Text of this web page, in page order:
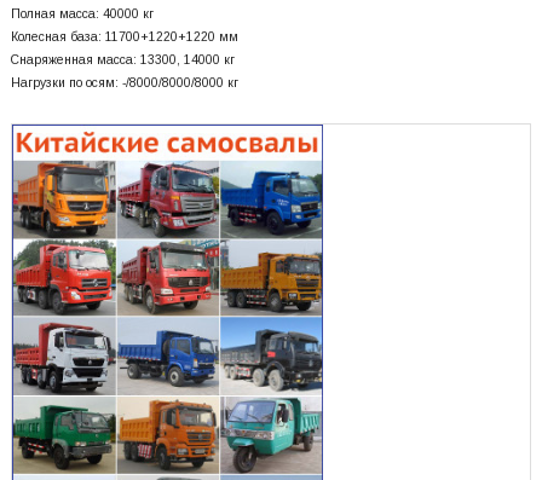
Полная масса: 40000 кг
Колесная база: 11700+1220+1220 мм
Снаряженная масса: 13300, 14000 кг
Нагрузки по осям: -/8000/8000/8000 кг